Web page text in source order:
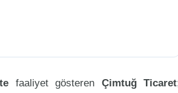
faaliyet gösteren Çimtuğ Ticaret